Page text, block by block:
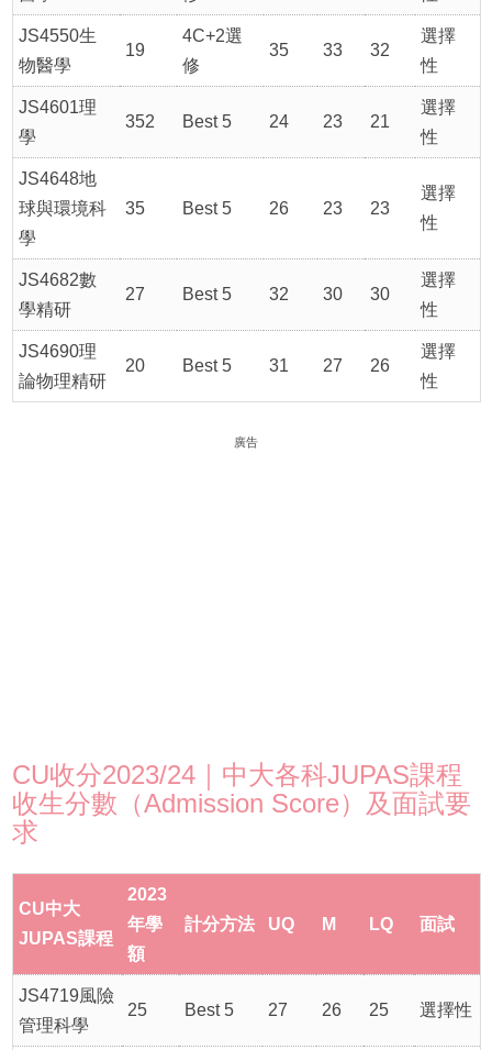
JS4550生
物醫學
19
4C+2選
修
35 33 32
選擇
性
JS4601理
學
352 Best 5 24 23 21
選擇
性
JS4648地
球與環境科
學
35 Best 5 26 23 23
選擇
性
JS4682數
學精研
27 Best 5 32 30 30
選擇
性
JS4690理
論物理精研
20 Best 5 31 27 26
選擇
性
廣告
CU收分2023/24｜中大各科JUPAS課程
收生分數（Admission Score）及面試要
求
CU中大
JUPAS課程
2023
年學
額
計分方法 UQ M LQ 面試
JS4719風險
管理科學
25 Best 5 27 26 25 選擇性